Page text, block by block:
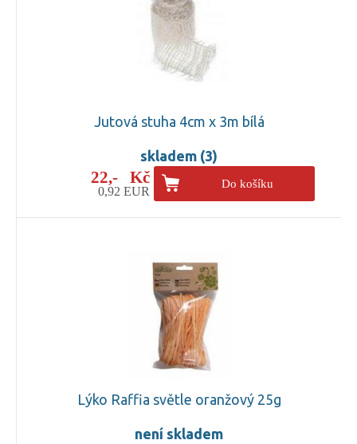
Jutová stuha 4cm x 3m bílá
skladem (3)
22,- Kč
0,92 EUR
Do košíku
Lýko Raffia světle oranžový 25g
není skladem